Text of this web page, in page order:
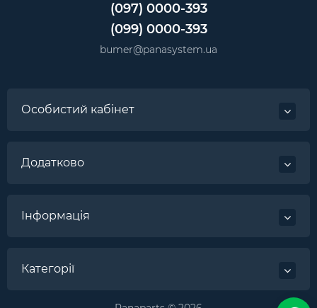
(097) 0000-393
(099) 0000-393
bumer@panasystem.ua
Особистий кабінет
Додатково
Інформація
Категорії